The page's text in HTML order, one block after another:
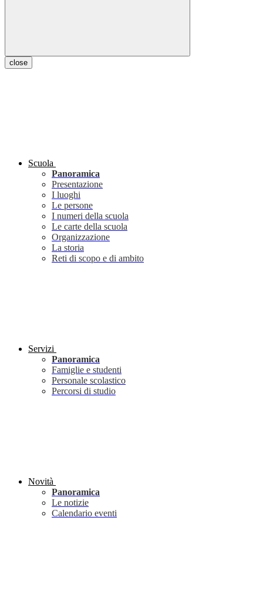
close
Scuola
Panoramica
Presentazione
I luoghi
Le persone
I numeri della scuola
Le carte della scuola
Organizzazione
La storia
Reti di scopo e di ambito
Servizi
Panoramica
Famiglie e studenti
Personale scolastico
Percorsi di studio
Novità
Panoramica
Le notizie
Calendario eventi